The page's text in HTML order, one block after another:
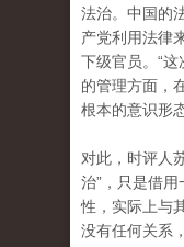
法治。中国的
产党利用法律
下级官员。“
的管理方面，
根本的意识形
对此，时评人
治”，只是借
性，实际上与
没有任何关系